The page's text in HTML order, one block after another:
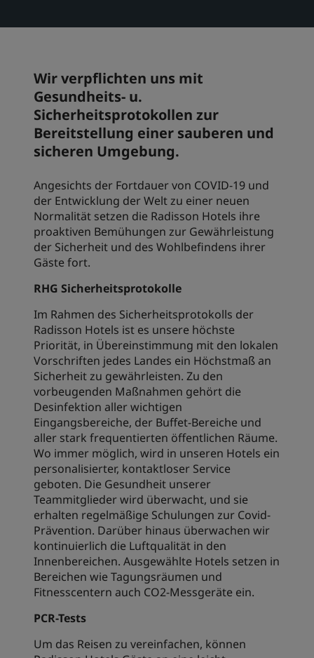
Prize by Radisson
Verbundene Marken in China
Kunlun Golden Tulip
Besuchen Sie unseren Blog
Wir verpflichten uns mit
Gesundheits- u.
Sicherheitsprotokollen zur
Bereitstellung einer sauberen und
sicheren Umgebung.
Angesichts der Fortdauer von COVID-19 und
der Entwicklung der Welt zu einer neuen
Normalität setzen die Radisson Hotels ihre
proaktiven Bemühungen zur Gewährleistung
der Sicherheit und des Wohlbefindens ihrer
Gäste fort.
RHG Sicherheitsprotokolle
Im Rahmen des Sicherheitsprotokolls der
Radisson Hotels ist es unsere höchste
Priorität, in Übereinstimmung mit den lokalen
Vorschriften jedes Landes ein Höchstmaß an
Sicherheit zu gewährleisten. Zu den
vorbeugenden Maßnahmen gehört die
Desinfektion aller wichtigen
Eingangsbereiche, der Buffet-Bereiche und
aller stark frequentierten öffentlichen Räume.
Wo immer möglich, wird in unseren Hotels ein
personalisierter, kontaktloser Service
geboten. Die Gesundheit unserer
Teammitglieder wird überwacht, und sie
erhalten regelmäßige Schulungen zur Covid-
Prävention. Darüber hinaus überwachen wir
kontinuierlich die Luftqualität in den
Innenbereichen. Ausgewählte Hotels setzen in
Bereichen wie Tagungsräumen und
Fitnesscentern auch CO2-Messgeräte ein.
PCR-Tests
Um das Reisen zu vereinfachen, können